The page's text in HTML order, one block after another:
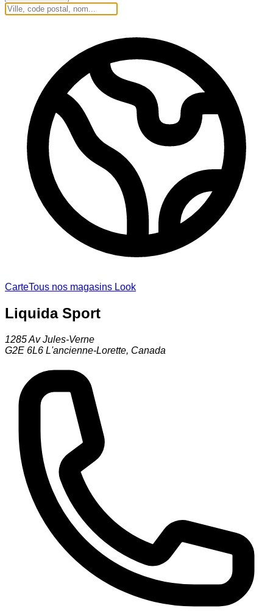
CarteTous nos magasins Look
Liquida Sport
1285 Av Jules-Verne
G2E 6L6 L'ancienne-Lorette, Canada